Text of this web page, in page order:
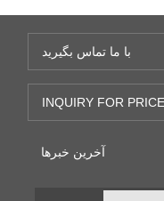
با ما تماس بگیرید
INQUIRY FOR
آخرین خبرها